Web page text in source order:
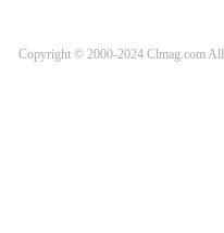
Copyright © 2000-2024 Clmag.com